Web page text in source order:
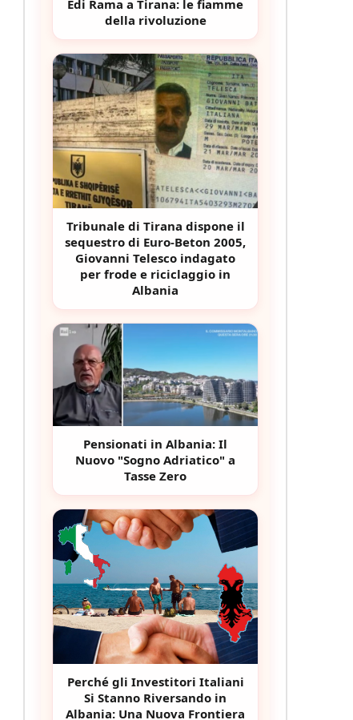
Edi Rama a Tirana: le fiamme
della rivoluzione
Tribunale di Tirana dispone il
sequestro di Euro-Beton 2005,
Giovanni Telesco indagato
per frode e riciclaggio in
Albania
Pensionati in Albania: Il
Nuovo "Sogno Adriatico" a
Tasse Zero
Perché gli Investitori Italiani
Si Stanno Riversando in
Albania: Una Nuova Frontiera